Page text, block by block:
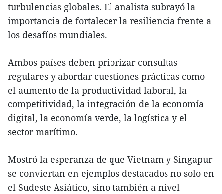
turbulencias globales. El analista subrayó la
importancia de fortalecer la resiliencia frente a
los desafíos mundiales.
Ambos países deben priorizar consultas
regulares y abordar cuestiones prácticas como
el aumento de la productividad laboral, la
competitividad, la integración de la economía
digital, la economía verde, la logística y el
sector marítimo.
Mostró la esperanza de que Vietnam y Singapur
se conviertan en ejemplos destacados no solo en
el Sudeste Asiático, sino también a nivel